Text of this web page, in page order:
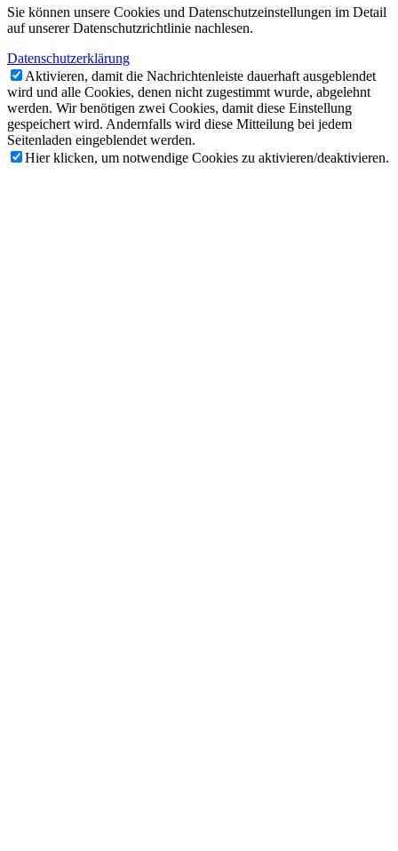
Sie können unsere Cookies und Datenschutzeinstellungen im Detail
auf unserer Datenschutzrichtlinie nachlesen.
Datenschutzerklärung
Aktivieren, damit die Nachrichtenleiste dauerhaft ausgeblendet
wird und alle Cookies, denen nicht zugestimmt wurde, abgelehnt
werden. Wir benötigen zwei Cookies, damit diese Einstellung
gespeichert wird. Andernfalls wird diese Mitteilung bei jedem
Seitenladen eingeblendet werden.
Hier klicken, um notwendige Cookies zu aktivieren/deaktivieren.